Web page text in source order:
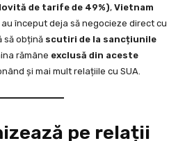
de tarife de 49%), Vietnam
au început deja să negocieze direct cu
să obțină scutiri de la sancțiunile
rămâne exclusă din aceste
și mai mult relațiile cu SUA.
pe relații